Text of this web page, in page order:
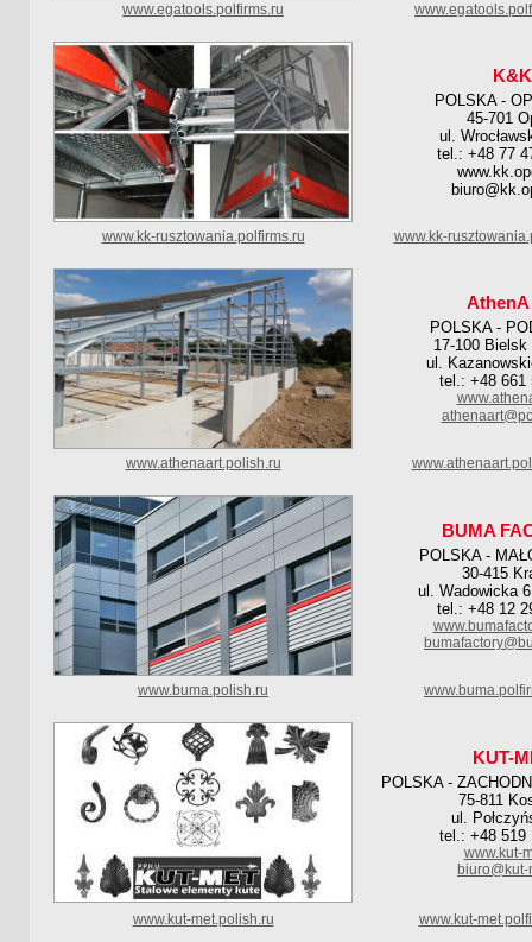
www.egatools.polfirms.ru
K&K
POLSKA -
45-701
ul.
tel.: +48 77
www.kk-rusztowania.polfirms.ru www.kk-
POLSKA -
17-100
ul.
tel.: +48 661
www.athenaart.polish.ru
BUMA
POLSKA -
30-415
ul. Wadowicka
tel.: +48 12
www.buma.polish.ru
KUT-
POLSKA -
75-811
ul.
tel.: +48 519
www.kut-
biuro@kut-
www.kut-met.polish.ru www.kut-